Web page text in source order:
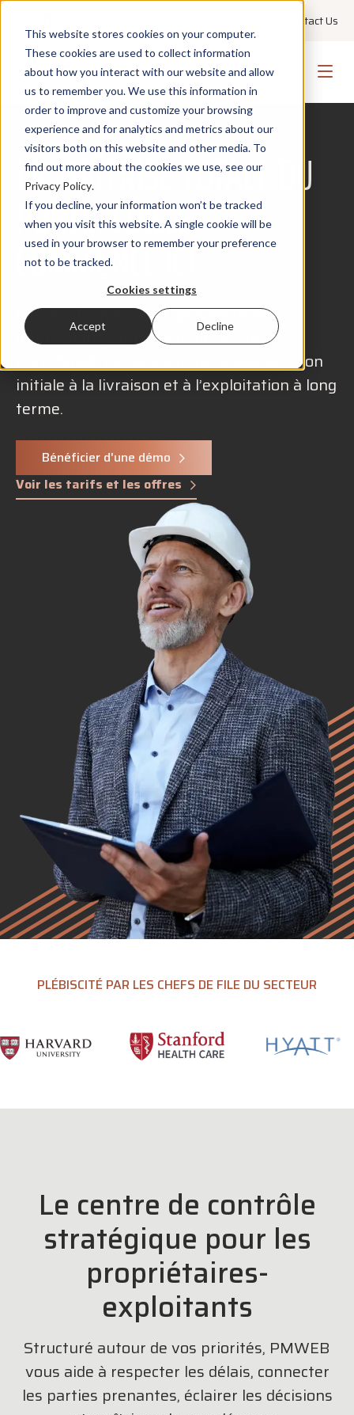
This website stores cookies on your computer.
These cookies are used to collect information
about how you interact with our website and allow
us to remember you. We use this information in
order to improve and customize your browsing
experience and for analytics and metrics about our
visitors both on this website and other media. To
find out more about the cookies we use, see our
Privacy Policy.
If you decline, your information won’t be tracked
when you visit this website. A single cookie will be
used in your browser to remember your preference
not to be tracked.
Cookies settings
Accept Decline
Contact Us
LA MAÎTRISE TOTALE DU
PORTEFEUILLE
COMMENCE ICI
Pilotez chaque projet, processus et
intervenant sur l’ensemble de votre
portefeuille de capitaux, de la planification
initiale à la livraison et à l’exploitation à long
terme.
Bénéficier d'une démo
Voir les tarifs et les offres
PLÉBISCITÉ PAR LES CHEFS DE FILE DU SECTEUR
Le centre de contrôle
stratégique pour les
propriétaires-
exploitants
Structuré autour de vos priorités, PMWEB
vous aide à respecter les délais, connecter
les parties prenantes, éclairer les décisions